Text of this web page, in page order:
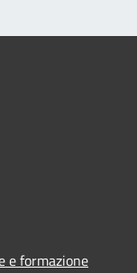
e formazione